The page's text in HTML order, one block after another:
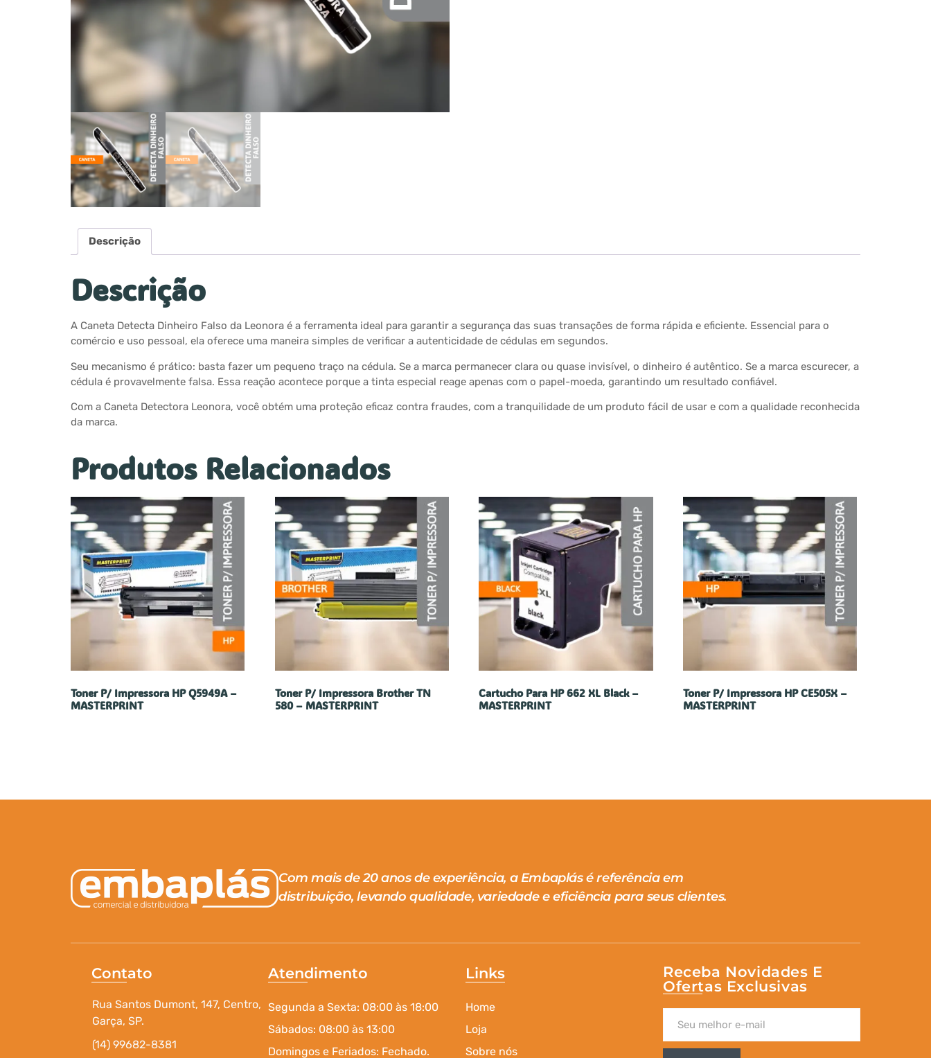
Descrição
Descrição
A Caneta Detecta Dinheiro Falso da Leonora é a ferramenta ideal para garantir a segurança das suas transações de forma rápida e eficiente. Essencial para o
comércio e uso pessoal, ela oferece uma maneira simples de verificar a autenticidade de cédulas em segundos.
Seu mecanismo é prático: basta fazer um pequeno traço na cédula. Se a marca permanecer clara ou quase invisível, o dinheiro é autêntico. Se a marca escurecer, a
cédula é provavelmente falsa. Essa reação acontece porque a tinta especial reage apenas com o papel-moeda, garantindo um resultado confiável.
Com a Caneta Detectora Leonora, você obtém uma proteção eficaz contra fraudes, com a tranquilidade de um produto fácil de usar e com a qualidade reconhecida
da marca.
Produtos Relacionados
Toner P/ Impressora HP Q5949A –
MASTERPRINT
Toner P/ Impressora Brother TN
580 – MASTERPRINT
Cartucho Para HP 662 XL Black –
MASTERPRINT
Toner P/ Impressora HP CE505X –
MASTERPRINT
Com mais de 20 anos de experiência, a Embaplás é referência em
distribuição, levando qualidade, variedade e eficiência para seus clientes.
Contato
Rua Santos Dumont, 147, Centro,
Garça, SP.
(14) 99682-8381
Atendimento
Segunda a Sexta: 08:00 às 18:00
Sábados: 08:00 às 13:00
Domingos e Feriados: Fechado.
Links
Home
Loja
Sobre nós
Receba Novidades E
Ofertas Exclusivas